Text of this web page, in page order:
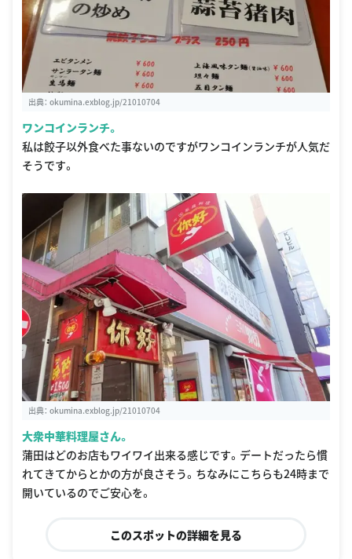
出典： okumina.exblog.jp/21010704
ワンコインランチ。
私は餃子以外食べた事ないのですがワンコインランチが人気だ
そうです。
出典： okumina.exblog.jp/21010704
大衆中華料理屋さん。
蒲田はどのお店もワイワイ出来る感じです。デートだったら慣
れてきてからとかの方が良さそう。ちなみにこちらも24時まで
開いているのでご安心を。
このスポットの詳細を見る